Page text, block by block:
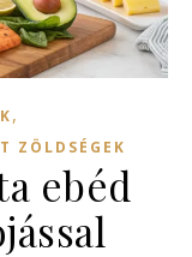
,
ZÖLDSÉGEK
ebéd